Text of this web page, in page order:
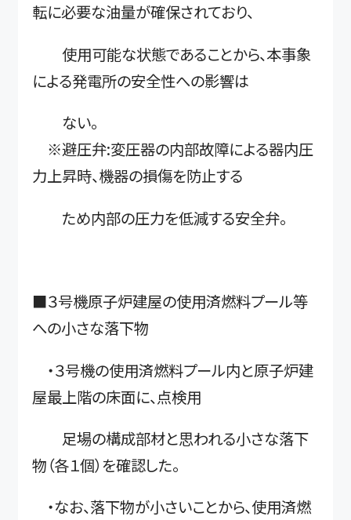
転に必要な油量が確保されており、
使用可能な状態であることから、本事象
による発電所の安全性への影響は
ない。
※避圧弁:変圧器の内部故障による器内圧
力上昇時、機器の損傷を防止する
ため内部の圧力を低減する安全弁。
■３号機原子炉建屋の使用済燃料プール等
への小さな落下物
・３号機の使用済燃料プール内と原子炉建
屋最上階の床面に、点検用
足場の構成部材と思われる小さな落下
物（各１個）を確認した。
・なお、落下物が小さいことから、使用済燃